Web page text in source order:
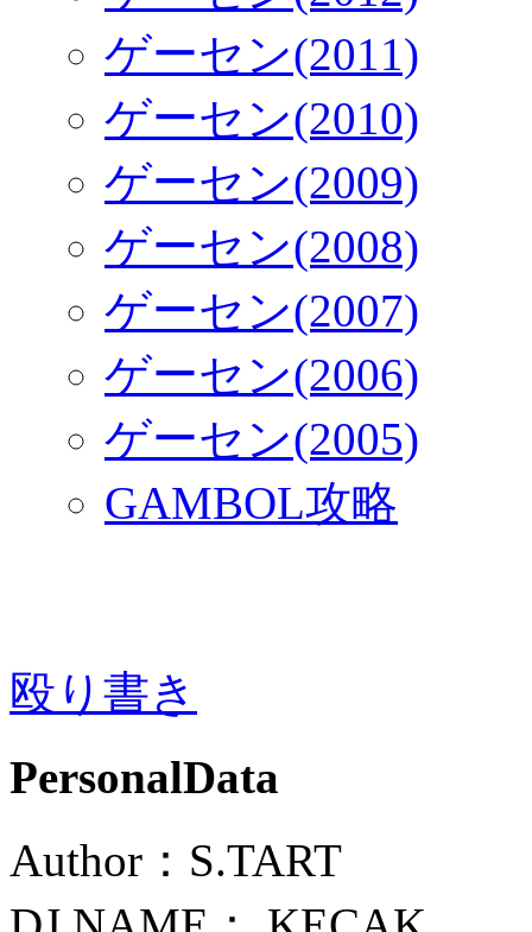
ゲーセン(2011)
ゲーセン(2010)
ゲーセン(2009)
ゲーセン(2008)
ゲーセン(2007)
ゲーセン(2006)
ゲーセン(2005)
GAMBOL攻略
殴り書き
PersonalData
Author：S.TART